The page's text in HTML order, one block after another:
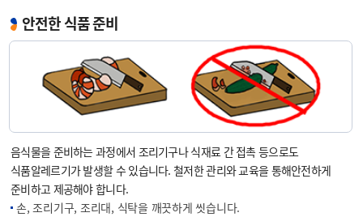
안전한 식품 준비
음식물을 준비하는 과정에서 조리기구나 식재료 간 접촉 등으로도
식품알레르기가 발생할 수 있습니다. 철저한 관리와 교육을 통해안전하게
준비하고 제공해야 합니다.
손, 조리기구, 조리대, 식탁을 깨끗하게 씻습니다.